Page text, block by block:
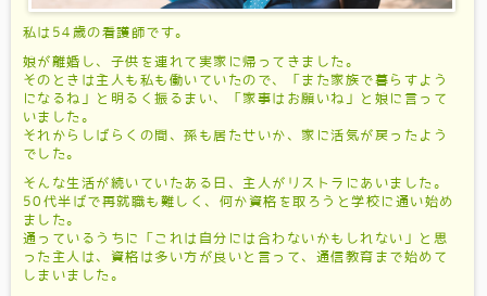
私は54歳の看護師です。
娘が離婚し、子供を連れて実家に帰ってきました。
そのときは主人も私も働いていたので、「また家族で暮らすよう
になるね」と明るく振るまい、「家事はお願いね」と娘に言って
いました。
それからしばらくの間、孫も居たせいか、家に活気が戻ったよう
でした。
そんな生活が続いていたある日、主人がリストラにあいました。
50代半ばで再就職も難しく、何か資格を取ろうと学校に通い始め
ました。
通っているうちに「これは自分には合わないかもしれない」と思
った主人は、資格は多い方が良いと言って、通信教育まで始めて
しまいました。